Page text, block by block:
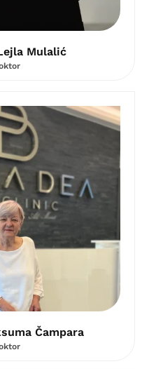
Mulalić
Čampara